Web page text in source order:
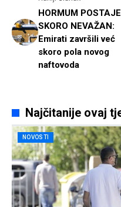
HORMUM POSTAJE
SKORO NEVAŽAN:
Emirati završili već
skoro pola novog
naftovoda
Najčitanije ovaj
NOVOSTI